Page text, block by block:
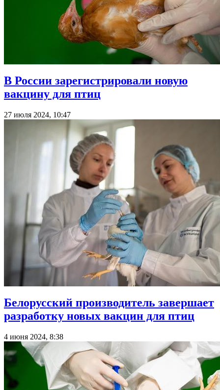
В России зарегистрировали новую
вакцину для птиц
27 июля 2024, 10:47
Белорусский производитель завершает
разработку новых вакцин для птиц
4 июня 2024, 8:38